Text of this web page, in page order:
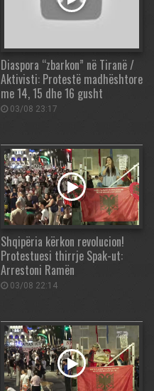
Diaspora “zbarkon” në Tiranë /
Aktivisti: Protestë madhështore
me 14, 15 dhe 16 gusht
03/08 23:17
Shqipëria kërkon revolucion!
Protestuesi thirrje Spak-ut:
Arrestoni Ramën
03/08 22:14